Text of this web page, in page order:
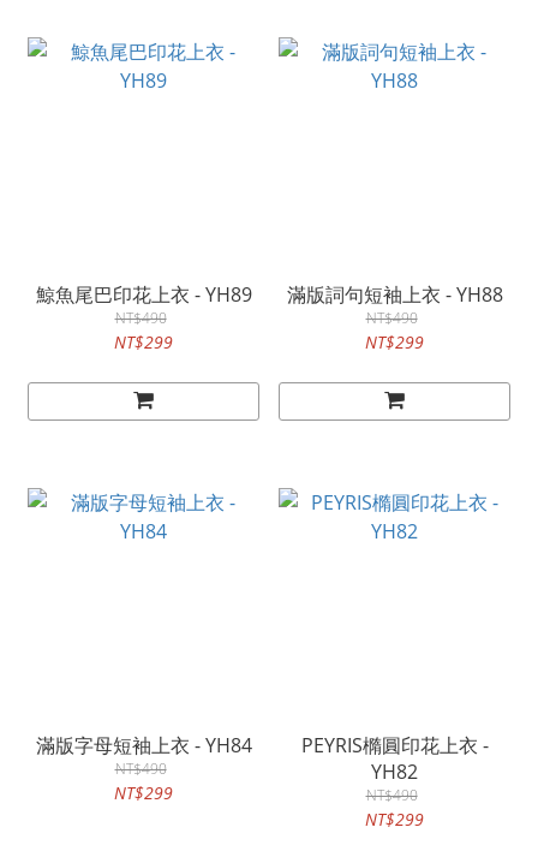
鯨魚尾巴印花上衣 - YH89
NT$490
NT$299
滿版詞句短袖上衣 - YH88
NT$490
NT$299
滿版字母短袖上衣 - YH84
NT$490
NT$299
PEYRIS橢圓印花上衣 -
YH82
NT$490
NT$299